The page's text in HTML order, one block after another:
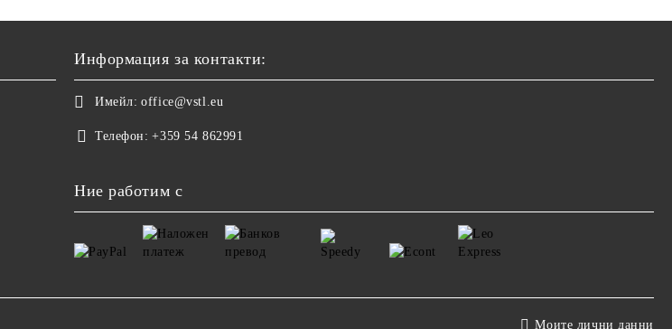
Информация за контакти:
Имейл: office@vstl.eu
Телефон: +359 54 862991
Ние работим с
Моите лични данни